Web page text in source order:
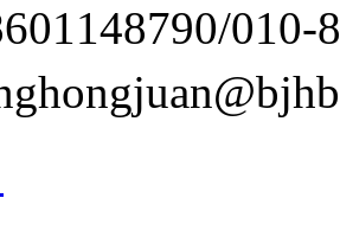
010-